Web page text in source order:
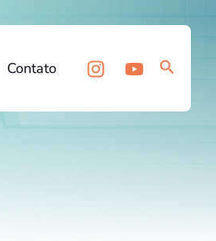
Contato